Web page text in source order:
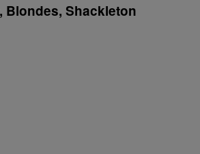
Blondes, Shackleton